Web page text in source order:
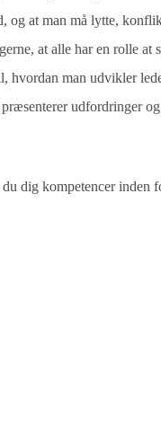
og at man må lytte,
at alle har en rolle at
hvordan man udvikler
udfordringer
dig kompetencer inden